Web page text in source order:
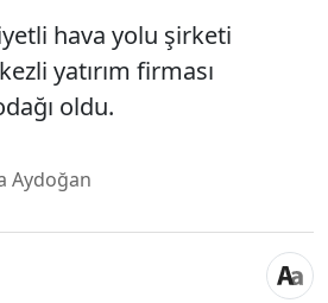
hava yolu şirketi
yatırım firması
oldu.
Aydoğan